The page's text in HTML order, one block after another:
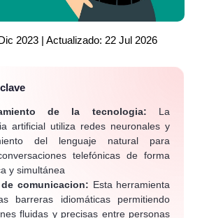
2023 | Actualizado: 22 Jul 2026
de la tecnologia: La
artificial utiliza redes neuronales y
del lenguaje natural para
telefónicas de forma
y simultánea
de comunicacion: Esta herramienta
barreras idiomáticas permitiendo
fluidas y precisas entre personas